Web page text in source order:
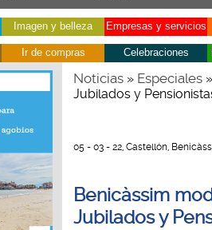
Imagen y belleza Empresas y servicios
Ir de compras Celebraciones
Noticias» Especiales
Jubilados y
05 - 03 - 22, Castellón,
Benicàssim
Jubilados y